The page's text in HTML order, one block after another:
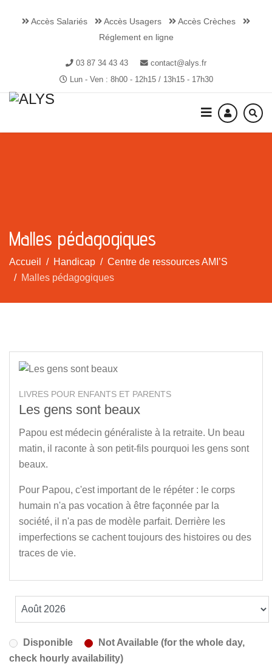
Accès Salariés Accès Usagers
Accès Crèches
Réglement en ligne
03 87 34 43 43
contact@alys.fr
Lun - Ven : 8h00 - 12h15 / 13h15 - 17h30
Malles pédagogiques
Accueil Handicap
Centre de ressources AMI’S
Malles pédagogiques
LIVRES POUR ENFANTS ET PARENTS
Les gens sont beaux
Papou est médecin généraliste à la retraite. Un beau
matin, il raconte à son petit-fils pourquoi les gens sont
beaux.
Pour Papou, c'est important de le répéter : le corps
humain n'a pas vocation à être façonnée par la
société, il n'a pas de modèle parfait. Derrière les
imperfections se cachent toujours des histoires ou des
traces de vie.
Disponible
Not Available (for the whole day,
check hourly availability)